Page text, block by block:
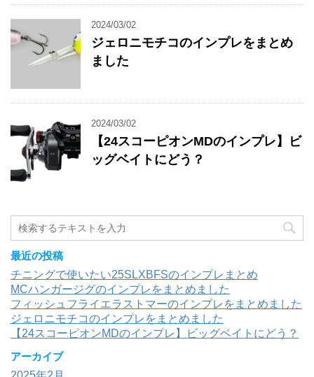
2024/03/02
ジェロニモチコのインプレをまとめ
ました
2024/03/02
【24スコーピオンMDのインプレ】ビ
ッグベイトにどう？
最近の投稿
チニングで使いたい25SLXBFSのインプレまとめ
MCハンガージグのインプレをまとめました
フィッシュフライエラストマーのインプレをまとめました
ジェロニモチコのインプレをまとめました
【24スコーピオンMDのインプレ】ビッグベイトにどう？
アーカイブ